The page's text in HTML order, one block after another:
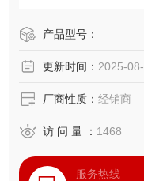
教模型、乳房检查模
产品型号：
更新时间： 2025-
厂商性质： 经销商
访 问 量 ： 1468
服务热线